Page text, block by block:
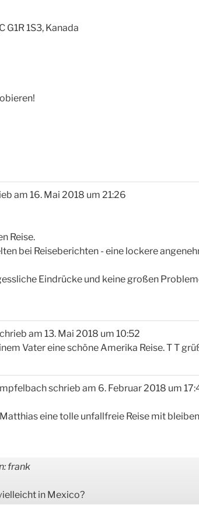
G1R 1S3, Kanada
am 16. Mai 2018 um 21:26
Reise.
bei Reiseberichten - eine lockere
Eindrücke und keine großen
am 13. Mai 2018 um 10:52
Vater eine schöne Amerika Reise. T T
schrieb am 6. Februar 2018 um
eine tolle unfallfreie Reise mit
frank
in Mexico?